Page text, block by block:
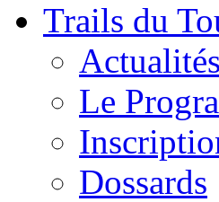
Trails du
Le
Dossards